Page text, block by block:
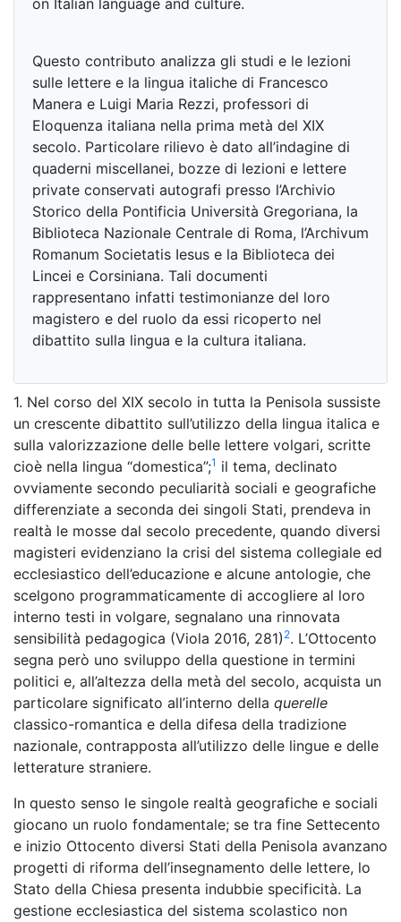
on Italian language and culture.
Questo contributo analizza gli studi e le lezioni
sulle lettere e la lingua italiche di Francesco
Manera e Luigi Maria Rezzi, professori di
Eloquenza italiana nella prima metà del XIX
secolo. Particolare rilievo è dato all’indagine di
quaderni miscellanei, bozze di lezioni e lettere
private conservati autografi presso l’Archivio
Storico della Pontificia Università Gregoriana, la
Biblioteca Nazionale Centrale di Roma, l’Archivum
Romanum Societatis Iesus e la Biblioteca dei
Lincei e Corsiniana. Tali documenti
rappresentano infatti testimonianze del loro
magistero e del ruolo da essi ricoperto nel
dibattito sulla lingua e la cultura italiana.
1. Nel corso del XIX secolo in tutta la Penisola sussiste
un crescente dibattito sull’utilizzo della lingua italica e
sulla valorizzazione delle belle lettere volgari, scritte
cioè nella lingua “domestica”;1 il tema, declinato
ovviamente secondo peculiarità sociali e geografiche
differenziate a seconda dei singoli Stati, prendeva in
realtà le mosse dal secolo precedente, quando diversi
magisteri evidenziano la crisi del sistema collegiale ed
ecclesiastico dell’educazione e alcune antologie, che
scelgono programmaticamente di accogliere al loro
interno testi in volgare, segnalano una rinnovata
sensibilità pedagogica (Viola 2016, 281) 2. L’Ottocento
segna però uno sviluppo della questione in termini
politici e, all’altezza della metà del secolo, acquista un
particolare significato all’interno della querelle
classico-romantica e della difesa della tradizione
nazionale, contrapposta all’utilizzo delle lingue e delle
letterature straniere.
In questo senso le singole realtà geografiche e sociali
giocano un ruolo fondamentale; se tra fine Settecento
e inizio Ottocento diversi Stati della Penisola avanzano
progetti di riforma dell’insegnamento delle lettere, lo
Stato della Chiesa presenta indubbie specificità. La
gestione ecclesiastica del sistema scolastico non